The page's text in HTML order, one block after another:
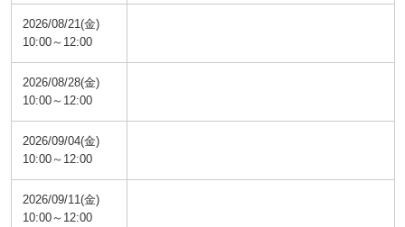
2026/08/21(金)
10:00～12:00
2026/08/28(金)
10:00～12:00
2026/09/04(金)
10:00～12:00
2026/09/11(金)
10:00～12:00